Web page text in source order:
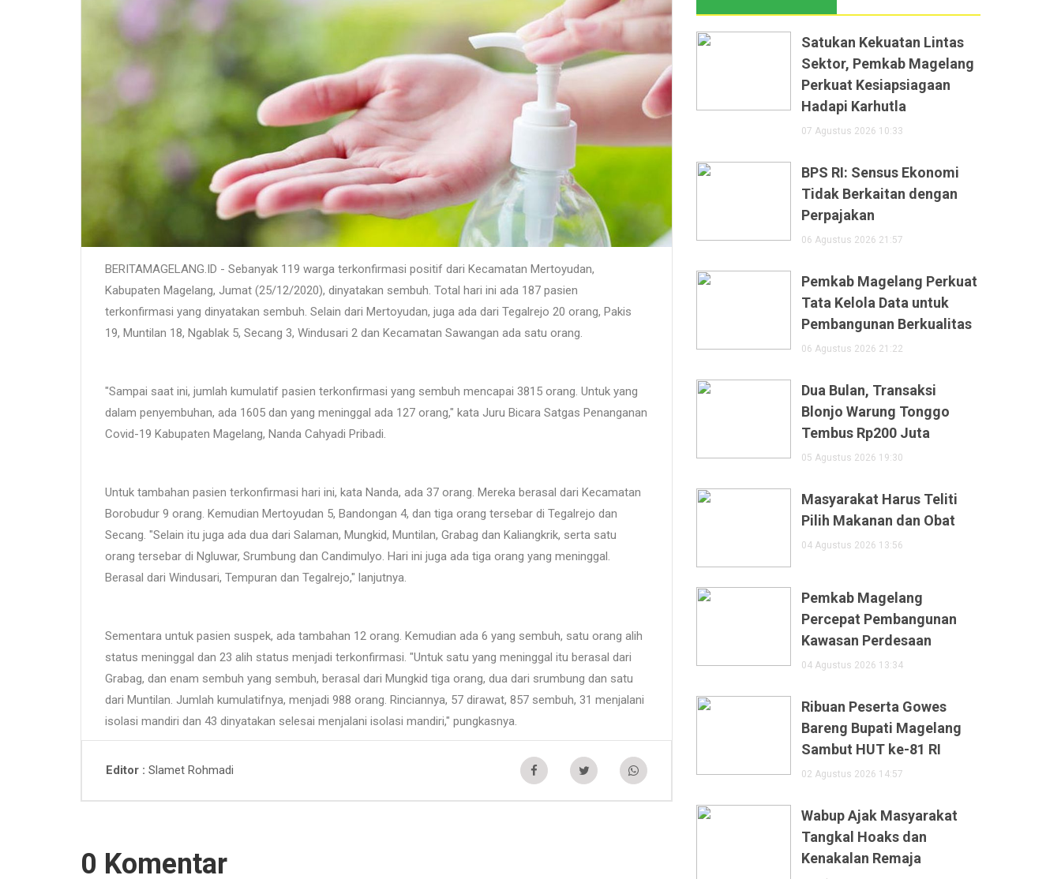
BERITAMAGELANG.ID - Sebanyak 119 warga terkonfirmasi positif dari Kecamatan Mertoyudan,
Kabupaten Magelang, Jumat (25/12/2020), dinyatakan sembuh. Total hari ini ada 187 pasien
terkonfirmasi yang dinyatakan sembuh. Selain dari Mertoyudan, juga ada dari Tegalrejo 20 orang, Pakis
19, Muntilan 18, Ngablak 5, Secang 3, Windusari 2 dan Kecamatan Sawangan ada satu orang.
"Sampai saat ini, jumlah kumulatif pasien terkonfirmasi yang sembuh mencapai 3815 orang. Untuk yang
dalam penyembuhan, ada 1605 dan yang meninggal ada 127 orang," kata Juru Bicara Satgas Penanganan
Covid-19 Kabupaten Magelang, Nanda Cahyadi Pribadi.
Untuk tambahan pasien terkonfirmasi hari ini, kata Nanda, ada 37 orang. Mereka berasal dari Kecamatan
Borobudur 9 orang. Kemudian Mertoyudan 5, Bandongan 4, dan tiga orang tersebar di Tegalrejo dan
Secang. "Selain itu juga ada dua dari Salaman, Mungkid, Muntilan, Grabag dan Kaliangkrik, serta satu
orang tersebar di Ngluwar, Srumbung dan Candimulyo. Hari ini juga ada tiga orang yang meninggal.
Berasal dari Windusari, Tempuran dan Tegalrejo," lanjutnya.
Sementara untuk pasien suspek, ada tambahan 12 orang. Kemudian ada 6 yang sembuh, satu orang alih
status meninggal dan 23 alih status menjadi terkonfirmasi. "Untuk satu yang meninggal itu berasal dari
Grabag, dan enam sembuh yang sembuh, berasal dari Mungkid tiga orang, dua dari srumbung dan satu
dari Muntilan. Jumlah kumulatifnya, menjadi 988 orang. Rinciannya, 57 dirawat, 857 sembuh, 31 menjalani
isolasi mandiri dan 43 dinyatakan selesai menjalani isolasi mandiri," pungkasnya.
Editor Slamet Rohmadi
0 Komentar
Satukan Kekuatan Lintas
Sektor, Pemkab Magelang
Perkuat Kesiapsiagaan
Hadapi Karhutla
07 Agustus 2026 10:33
BPS RI: Sensus Ekonomi
Tidak Berkaitan dengan
Perpajakan
06 Agustus 2026 21:57
Pemkab Magelang Perkuat
Tata Kelola Data untuk
Pembangunan Berkualitas
06 Agustus 2026 21:22
Dua Bulan, Transaksi
Blonjo Warung Tonggo
Tembus Rp200 Juta
05 Agustus 2026 19:30
Masyarakat Harus Teliti
Pilih Makanan dan Obat
04 Agustus 2026 13:56
Pemkab Magelang
Percepat Pembangunan
Kawasan Perdesaan
04 Agustus 2026 13:34
Ribuan Peserta Gowes
Bareng Bupati Magelang
Sambut HUT ke-81 RI
02 Agustus 2026 14:57
Wabup Ajak Masyarakat
Tangkal Hoaks dan
Kenakalan Remaja